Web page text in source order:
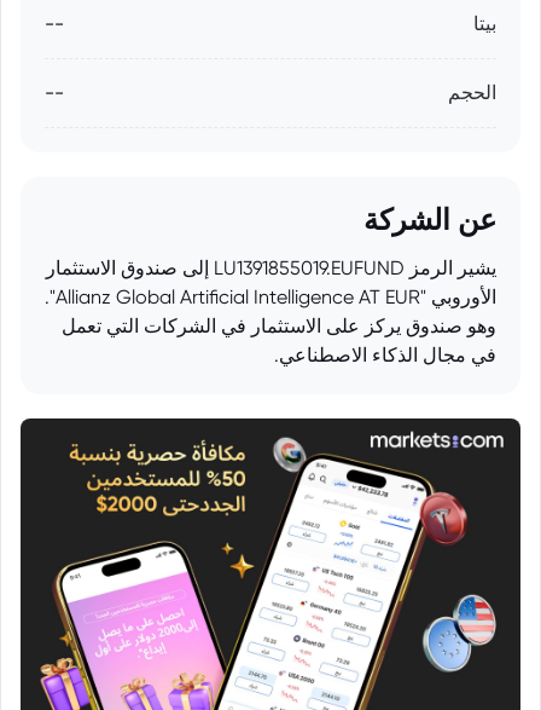
بيتا --
الحجم --
عن الشركة
يشير الرمز LU1391855019.EUFUND إلى صندوق الاستثمار
الأوروبي "Allianz Global Artificial Intelligence AT EUR".
وهو صندوق يركز على الاستثمار في الشركات التي تعمل
في مجال الذكاء الاصطناعي.